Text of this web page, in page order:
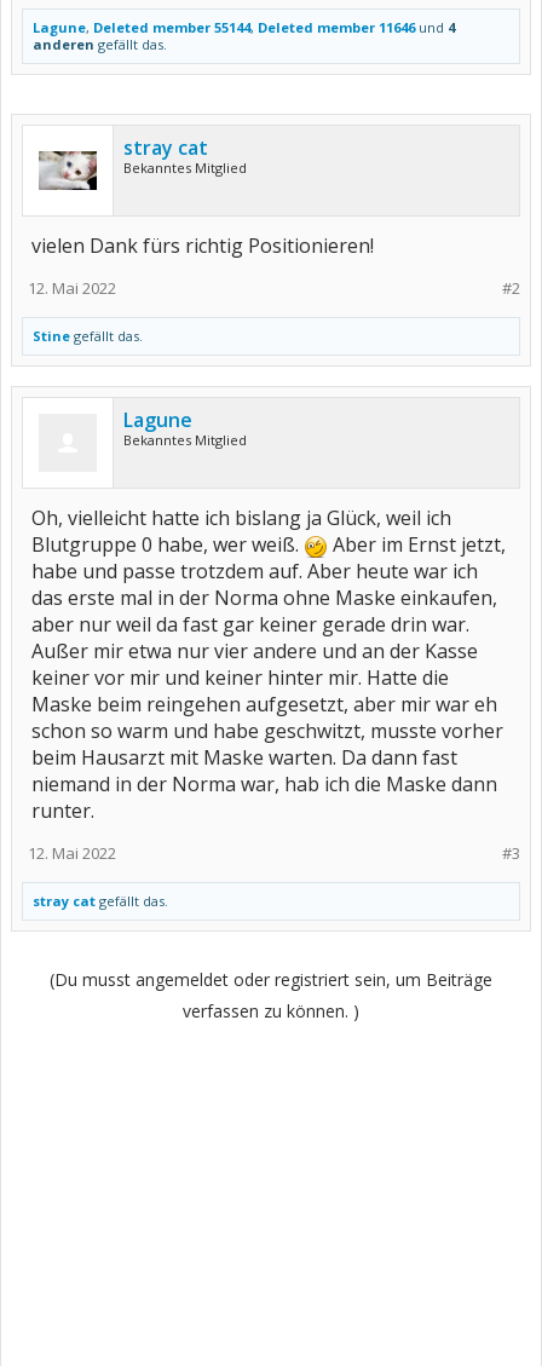
Lagune, Deleted member 55144, Deleted member 11646und 4
anderen gefällt das.
stray cat
Bekanntes Mitglied
vielen Dank fürs richtig Positionieren!
#2
12. Mai 2022
Stine gefällt das.
Lagune
Bekanntes Mitglied
Oh, vielleicht hatte ich bislang ja Glück, weil ich
Blutgruppe 0 habe, wer weiß.
Aber im Ernst jetzt,
habe und passe trotzdem auf. Aber heute war ich
das erste mal in der Norma ohne Maske einkaufen,
aber nur weil da fast gar keiner gerade drin war.
Außer mir etwa nur vier andere und an der Kasse
keiner vor mir und keiner hinter mir. Hatte die
Maske beim reingehen aufgesetzt, aber mir war eh
schon so warm und habe geschwitzt, musste vorher
beim Hausarzt mit Maske warten. Da dann fast
niemand in der Norma war, hab ich die Maske dann
runter.
#3
12. Mai 2022
stray cat gefällt das.
(Du musst angemeldet oder registriert sein, um Beiträge
verfassen zu können. )